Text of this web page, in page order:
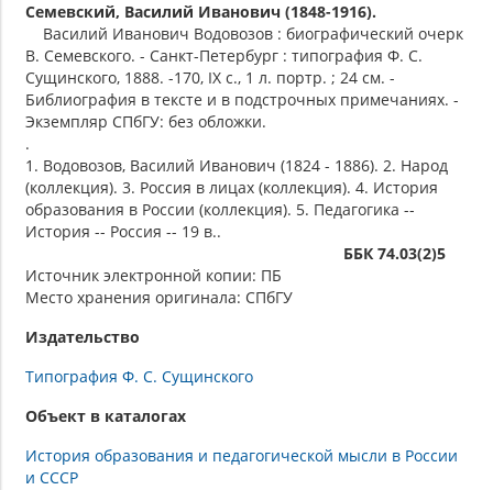
Семевский, Василий Иванович (1848-1916).
Василий Иванович Водовозов : биографический очерк
В. Семевского. - Санкт-Петербург : типография Ф. С.
Сущинского, 1888. -170, IX с., 1 л. портр. ; 24 см. -
Библиография в тексте и в подстрочных примечаниях. -
Экземпляр СПбГУ: без обложки.
.
1. Водовозов, Василий Иванович (1824 - 1886). 2. Народ
(коллекция). 3. Россия в лицах (коллекция). 4. История
образования в России (коллекция). 5. Педагогика --
История -- Россия -- 19 в..
ББК 74.03(2)5
Источник электронной копии: ПБ
Место хранения оригинала: СПбГУ
Издательство
Типография Ф. С. Сущинского
Объект в каталогах
История образования и педагогической мысли в России
и СССР